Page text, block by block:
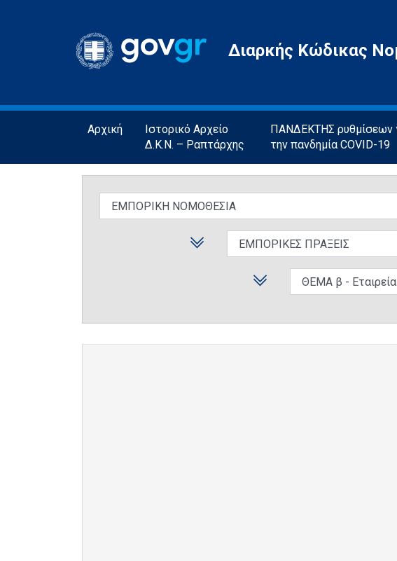
Gov.gr
Διαρκής Κώδικας
Αρχική
Ιστορικό Αρχείο
Δ.Κ.Ν. – Ραπτάρχης
ΠΑΝΔΕΚΤΗΣ ρυθμίσεων
την πανδημία COVID-19